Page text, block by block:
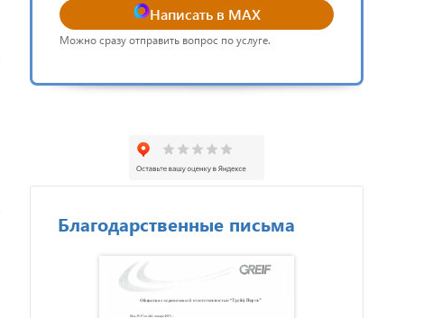
Написать в MAX
Можно сразу отправить вопрос по услуге.
Благодарственные письма